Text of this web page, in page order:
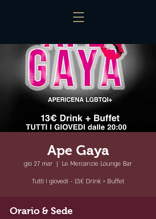
Ape Gaya
gio 27 mar
  |
Le Mercanzie Lounge Bar
Tutti i giovedì - 13€ Drink + Buffet
Orario & Sede